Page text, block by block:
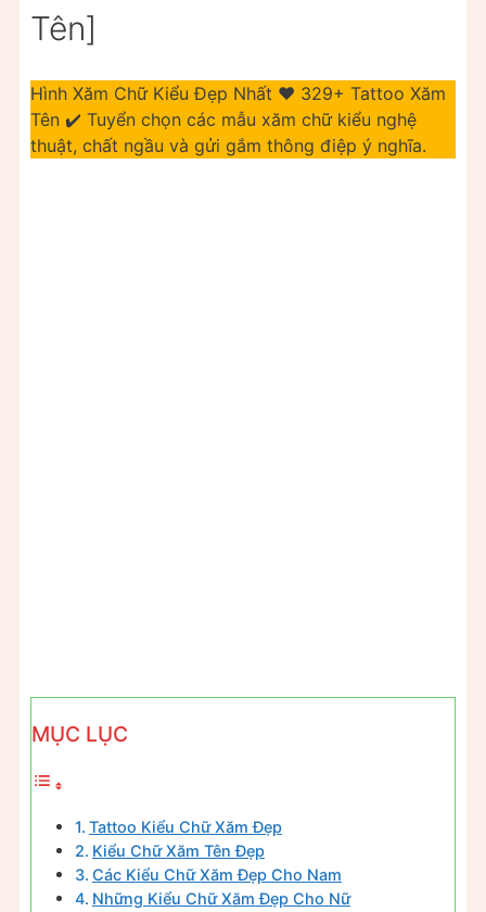
Tên]
Hình Xăm Chữ Kiểu Đẹp Nhất ❤️ 329+ Tattoo Xăm
Tên ✔️ Tuyển chọn các mẫu xăm chữ kiểu nghệ
thuật, chất ngầu và gửi gắm thông điệp ý nghĩa.
MỤC LỤC
Tattoo Kiểu Chữ Xăm Đẹp
Kiểu Chữ Xăm Tên Đẹp
Các Kiểu Chữ Xăm Đẹp Cho Nam
Những Kiểu Chữ Xăm Đẹp Cho Nữ